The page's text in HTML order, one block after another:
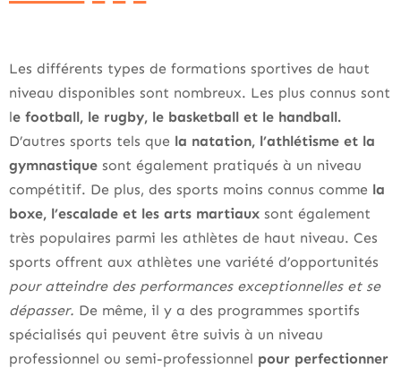
Les différents types de formations sportives de haut
niveau disponibles sont nombreux. Les plus connus sont
le football, le rugby, le basketball et le handball.
D’autres sports tels que la natation, l’athlétisme et la
gymnastique sont également pratiqués à un niveau
compétitif. De plus, des sports moins connus comme la
boxe, l’escalade et les arts martiaux sont également
très populaires parmi les athlètes de haut niveau. Ces
sports offrent aux athlètes une variété d’opportunités
pour atteindre des performances exceptionnelles et se
dépasser. De même, il y a des programmes sportifs
spécialisés qui peuvent être suivis à un niveau
professionnel ou semi-professionnel pour perfectionner